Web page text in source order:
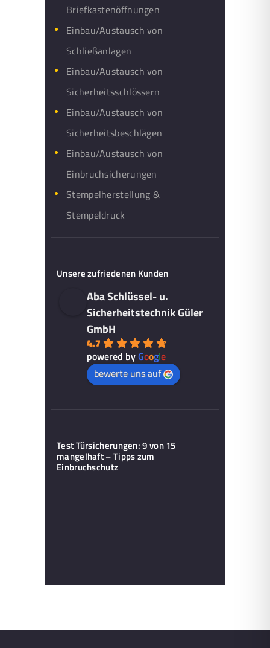
Briefkastenöffnungen
Einbau/Austausch von
Schließanlagen
Einbau/Austausch von
Sicherheitsschlössern
Einbau/Austausch von
Sicherheitsbeschlägen
Einbau/Austausch von
Einbruchsicherungen
Stempelherstellung &
Stempeldruck
Unsere zufriedenen Kunden
Aba Schlüssel- u.
Sicherheitstechnik Güler
GmbH
4.7
powered byGoogle
bewerte uns auf
Test Türsicherungen: 9 von 15
mangelhaft – Tipps zum
Einbruchschutz